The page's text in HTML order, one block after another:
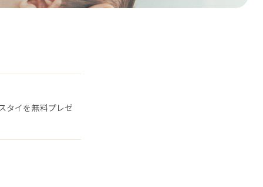
タイを無料プレゼ